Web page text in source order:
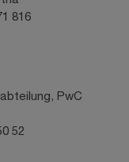
816
PwC
52